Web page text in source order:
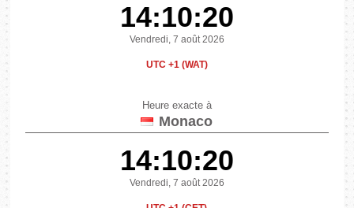
14:10:20
Vendredi, 7 août 2026
UTC +1 (WAT)
Heure exacte à
Monaco
14:10:20
Vendredi, 7 août 2026